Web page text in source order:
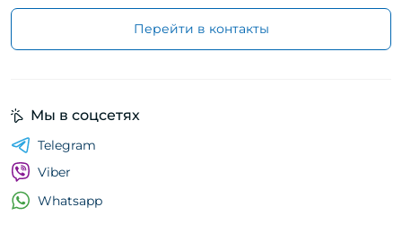
Перейти в контакты
Мы в соцсетях
Telegram
Viber
Whatsapp